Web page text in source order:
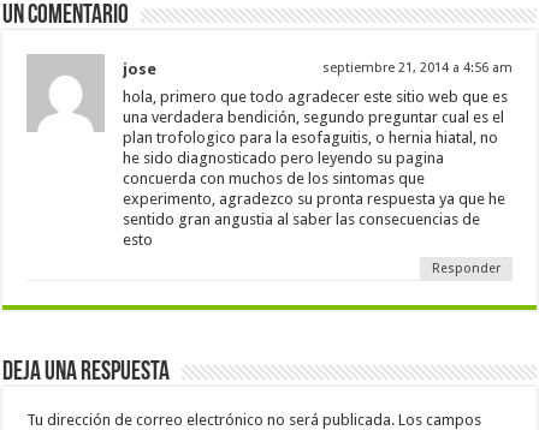
Un comentario
jose septiembre 21, 2014 a 4:56 am
hola, primero que todo agradecer este sitio web que es
una verdadera bendición, segundo preguntar cual es el
plan trofologico para la esofaguitis, o hernia hiatal, no
he sido diagnosticado pero leyendo su pagina
concuerda con muchos de los sintomas que
experimento, agradezco su pronta respuesta ya que he
sentido gran angustia al saber las consecuencias de
esto
Responder
Deja una respuesta
Tu dirección de correo electrónico no será publicada. Los campos